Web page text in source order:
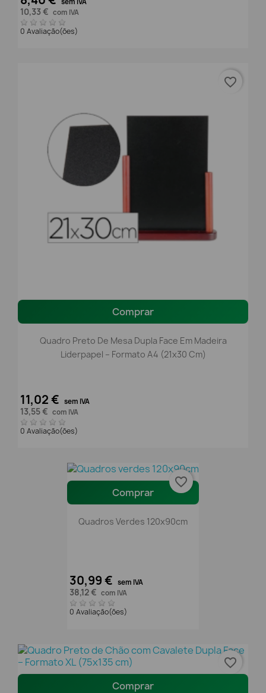
10,33 € com IVA
0 Avaliação(ões)
Comprar
Quadro Preto De Mesa Dupla Face Em Madeira
Liderpapel – Formato A4 (21x30 Cm)
11,02 € sem IVA
13,55 € com IVA
0 Avaliação(ões)
favorite_border
Comprar
Quadros Verdes 120x90cm
30,99 € sem IVA
38,12 € com IVA
0 Avaliação(ões)
favorite_border
Comprar
favorite_border